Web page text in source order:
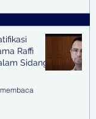
Raffi
Sidang